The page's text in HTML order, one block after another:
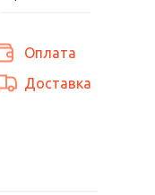
Оплата
Доставка